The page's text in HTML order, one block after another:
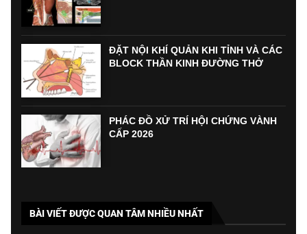
ĐẶT NỘI KHÍ QUẢN KHI TỈNH VÀ CÁC
BLOCK THẦN KINH ĐƯỜNG THỞ
PHÁC ĐỒ XỬ TRÍ HỘI CHỨNG VÀNH
CẤP 2026
BÀI VIẾT ĐƯỢC QUAN TÂM NHIỀU NHẤT